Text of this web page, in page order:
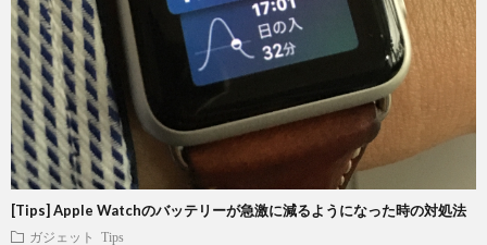
[Tips] Apple Watchのバッテリーが急激に減るようになった時の対処法
ガジェット Tips